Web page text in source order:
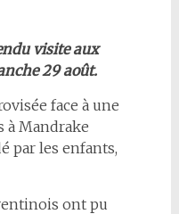
visite aux
29 août.
face à une
à Mandrake
par les enfants,
ont pu